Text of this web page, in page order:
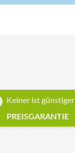
Keiner ist günstiger
PREISGARANTIE